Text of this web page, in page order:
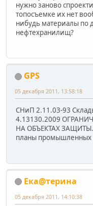
нужно заново
топосъемке их нет
нибудь материалы по
нефтехранилищ?
GPS
05 декабря 2011, 13:58:18
СНиП 2.11.03-93
4.13130.2009
НА ОБЪЕКТАХ ЗАЩИТЫ.
планы промышленных
Ека@терина
05 декабря 2011, 14:10:38